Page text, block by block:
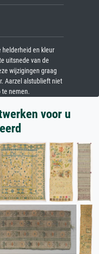
helderheid en kleur
uitsnede van de
wijzigingen graag
Aarzel alstublieft niet
te nemen.
voor u